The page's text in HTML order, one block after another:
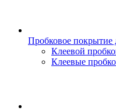
Пробковое покрытие
Клеевой
Клеевые